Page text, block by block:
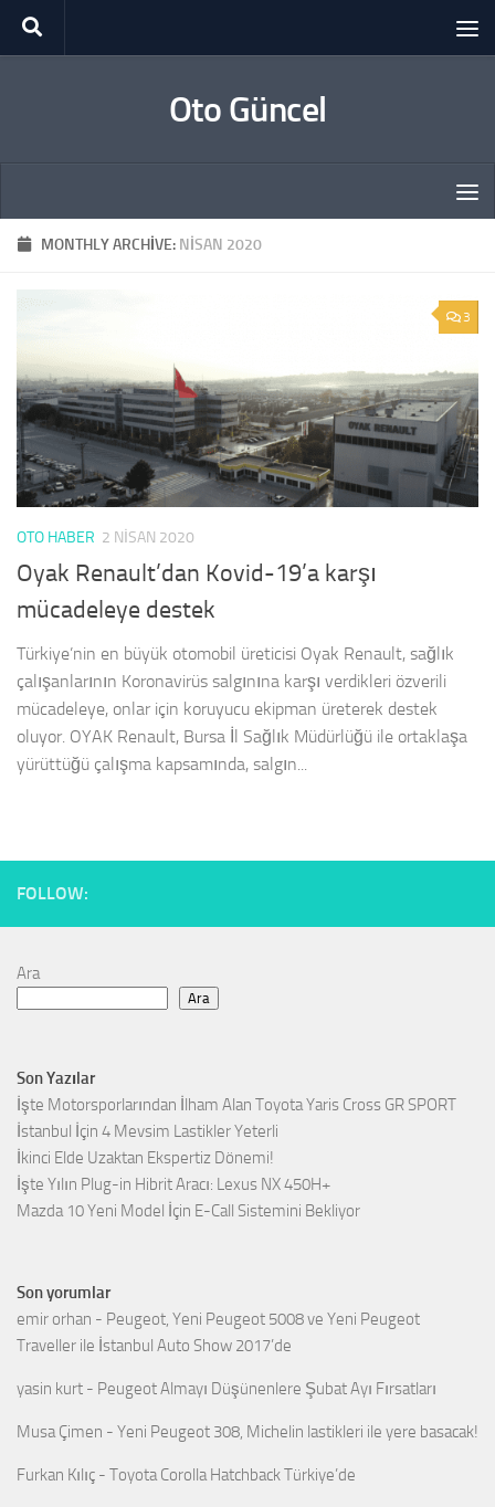
Skip to content
Oto Güncel
MONTHLY ARCHIVE: NISAN 2020
3
OTO HABER 2 NISAN 2020
Oyak Renault’dan Kovid-19’a karşı
mücadeleye destek
Türkiye’nin en büyük otomobil üreticisi Oyak Renault, sağlık
çalışanlarının Koronavirüs salgınına karşı verdikleri özverili
mücadeleye, onlar için koruyucu ekipman üreterek destek
oluyor. OYAK Renault, Bursa İl Sağlık Müdürlüğü ile ortaklaşa
yürüttüğü çalışma kapsamında, salgın...
FOLLOW:
Ara
Ara
Son Yazılar
İşte Motorsporlarından İlham Alan Toyota Yaris Cross GR SPORT
İstanbul İçin 4 Mevsim Lastikler Yeterli
İkinci Elde Uzaktan Ekspertiz Dönemi!
İşte Yılın Plug-in Hibrit Aracı: Lexus NX 450H+
Mazda 10 Yeni Model İçin E-Call Sistemini Bekliyor
Son yorumlar
emir orhan - Peugeot, Yeni Peugeot 5008 ve Yeni Peugeot
Traveller ile İstanbul Auto Show 2017’de
yasin kurt - Peugeot Almayı Düşünenlere Şubat Ayı Fırsatları
Musa Çimen - Yeni Peugeot 308, Michelin lastikleri ile yere basacak!
Furkan Kılıç - Toyota Corolla Hatchback Türkiye’de